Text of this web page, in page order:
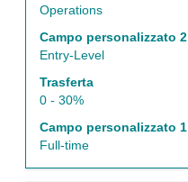
Operations
Campo personalizzato 2
Entry-Level
Trasferta
0 - 30%
Campo personalizzato 1
Full-time
contenuti
delle
informazioni
lavoro.